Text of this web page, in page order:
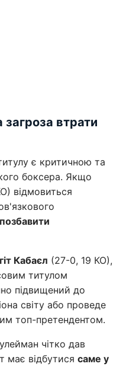
втрати
є критичною та
боксера. Якщо
відмовиться
Кабаєл (27-0, 19 КО),
титулом
підвищений до
світу або проведе
топ-претендентом.
чітко дав
має відбутися саме у